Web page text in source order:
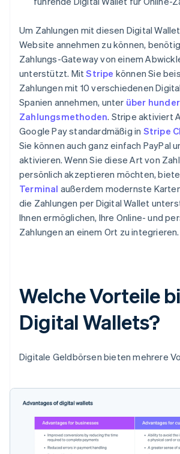
Um Zahlungen mit diesen Digital
Website annehmen zu können,
Zahlungs-Gateway von einem
unterstützt. MitStripe können Sie
Zahlungen mit 10 verschiedenen
Spanien annehmen, unter über
Zahlungsmethoden. Stripe aktiviert
Google Pay standardmäßig in Stripe
Sie können auch ganz einfach PayPal
aktivieren. Wenn Sie diese Art von
persönlich akzeptieren möchten,
Terminal außerdem modernste
die Zahlungen per Digital Wallet
Ihnen ermöglichen, Ihre Online- und
Zahlungen an einem Ort zu integrieren.
Welche Vorteile
Digital Wallets?
Digitale Geldbörsen bieten mehrere